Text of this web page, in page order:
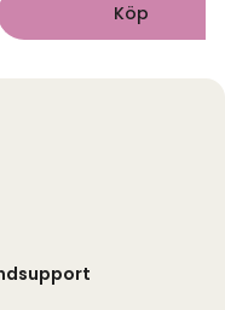
Köp